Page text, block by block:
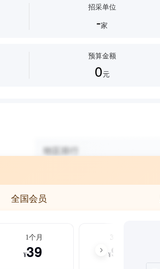
喷绘 批量印刷服务
招采单位
-家
预算金额
0元
全国会员
1个月
¥39
3个月
¥99